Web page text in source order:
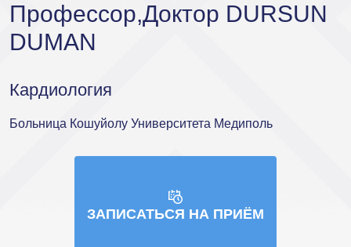
Профессор,Доктор DURSUN
DUMAN
Кардиология
Больница Кошуйолу Университета Медиполь
ЗАПИСАТЬСЯ НА ПРИЁМ